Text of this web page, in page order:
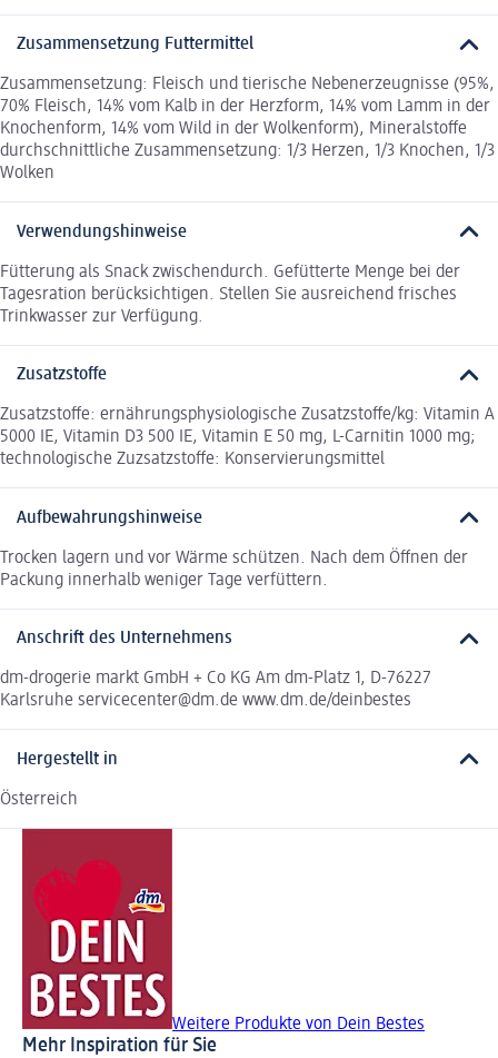
Zusammensetzung Futtermittel
Zusammensetzung: Fleisch und tierische Nebenerzeugnisse (95%,
70% Fleisch, 14% vom Kalb in der Herzform, 14% vom Lamm in der
Knochenform, 14% vom Wild in der Wolkenform), Mineralstoffe
durchschnittliche Zusammensetzung: 1/3 Herzen, 1/3 Knochen, 1/3
Wolken
Verwendungshinweise
Fütterung als Snack zwischendurch. Gefütterte Menge bei der
Tagesration berücksichtigen. Stellen Sie ausreichend frisches
Trinkwasser zur Verfügung.
Zusatzstoffe
Zusatzstoffe: ernährungsphysiologische Zusatzstoffe/kg: Vitamin A
5000 IE, Vitamin D3 500 IE, Vitamin E 50 mg, L-Carnitin 1000 mg;
technologische Zuzsatzstoffe: Konservierungsmittel
Aufbewahrungshinweise
Trocken lagern und vor Wärme schützen. Nach dem Öffnen der
Packung innerhalb weniger Tage verfüttern.
Anschrift des Unternehmens
dm-drogerie markt GmbH + Co KG Am dm-Platz 1, D-76227
Karlsruhe servicecenter@dm.de www.dm.de/deinbestes
Hergestellt in
Österreich
Weitere Produkte von Dein Bestes
Mehr Inspiration für Sie